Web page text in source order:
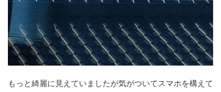
もっと綺麗に見えていましたが気がついてスマホを構えて